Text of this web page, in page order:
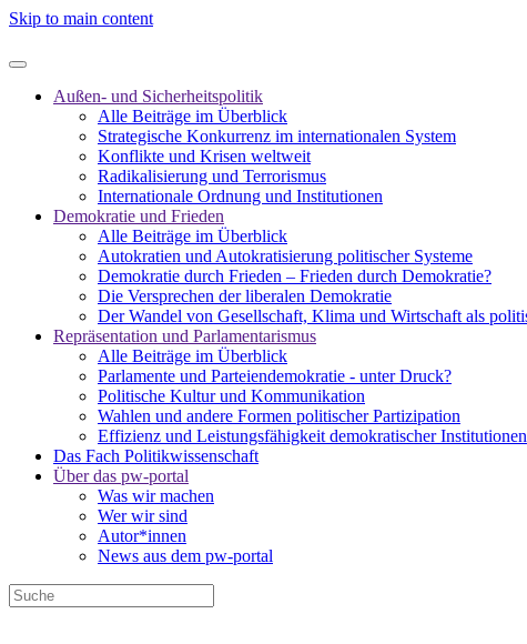
Skip to main content
Außen- und Sicherheitspolitik
Alle Beiträge im Überblick
Strategische Konkurrenz im internationalen System
Konflikte und Krisen weltweit
Radikalisierung und Terrorismus
Internationale Ordnung und Institutionen
Demokratie und Frieden
Alle Beiträge im Überblick
Autokratien und Autokratisierung politischer Systeme
Demokratie durch Frieden – Frieden durch Demokratie?
Die Versprechen der liberalen Demokratie
Der Wandel von Gesellschaft, Klima und Wirtschaft als
Repräsentation und Parlamentarismus
Alle Beiträge im Überblick
Parlamente und Parteiendemokratie - unter Druck?
Politische Kultur und Kommunikation
Wahlen und andere Formen politischer Partizipation
Effizienz und Leistungsfähigkeit demokratischer Institutionen
Das Fach Politikwissenschaft
Über das pw-portal
Was wir machen
Wer wir sind
Autor*innen
News aus dem pw-portal